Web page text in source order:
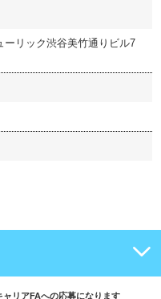
リック渋谷美竹通りビル7
ャリアFAへの応募になります